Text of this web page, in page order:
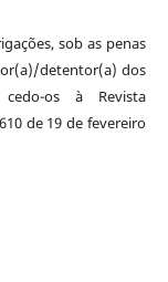
sob as penas
detentor(a) dos
os à Revista
de 19 de fevereiro